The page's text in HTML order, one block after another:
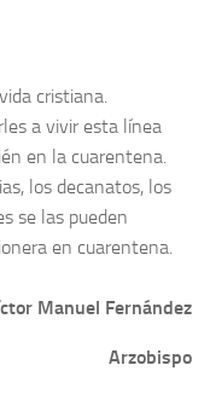
cristiana.
a vivir esta línea
en la cuarentena.
los decanatos, los
se las pueden
en cuarentena.
Manuel Fernández
Arzobispo